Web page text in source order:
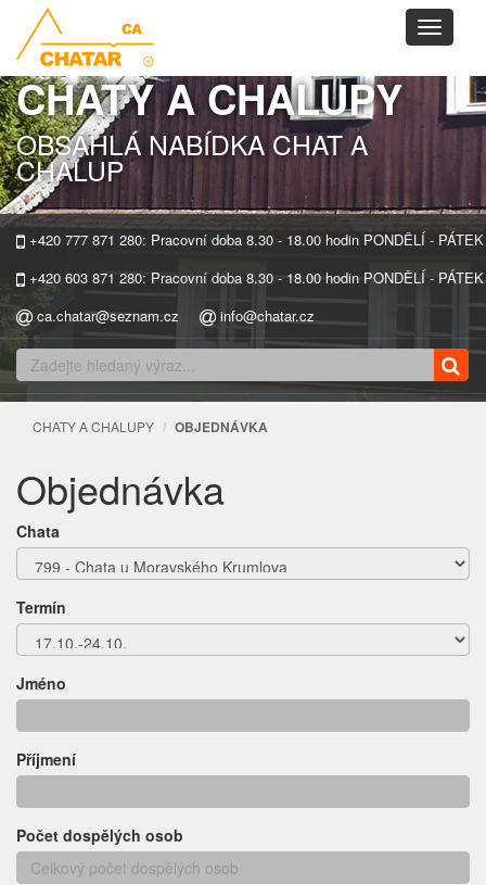
Toggle
CHATY A CHALUPY
OBSÁHLÁ NABÍDKA CHAT A
CHALUP
+420 777 871 280: Pracovní doba 8.30 - 18.00 hodin PONDĚLÍ - PÁTEK
+420 603 871 280: Pracovní doba 8.30 - 18.00 hodin PONDĚLÍ - PÁTEK
ca.chatar@seznam.cz
info@chatar.cz
CHATY A CHALUPY OBJEDNÁVKA
Objednávka
Chata
Termín
Jméno
Příjmení
Počet dospělých osob